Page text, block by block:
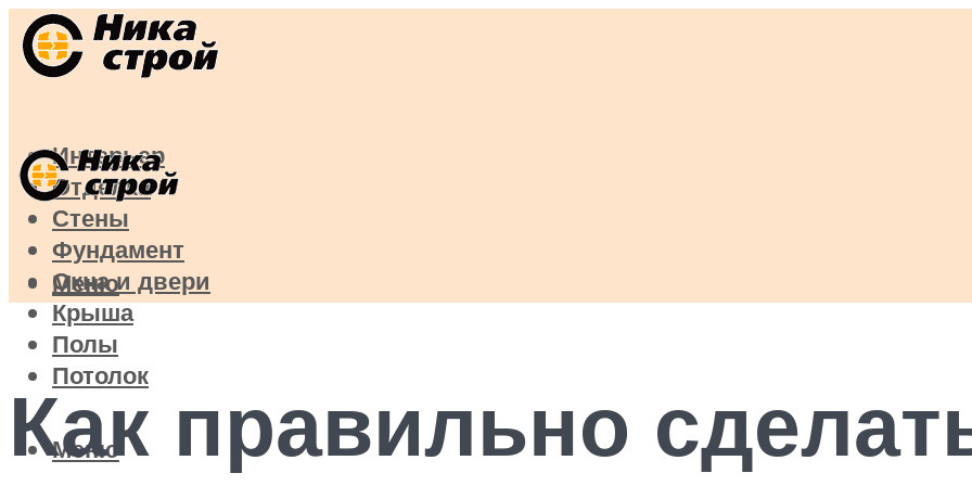
Интерьер
Отделка
Стены
Фундамент
Окна и двери
Крыша
Полы
Потолок
Меню
Меню
Как правильно